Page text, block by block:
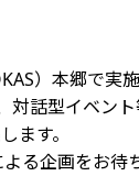
）本郷で
話型イベン
ます。
る企画をお待